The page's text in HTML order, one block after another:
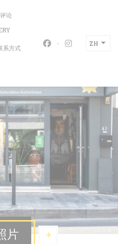
评论
((在新窗口中打开))
开))
系方式 Facebook ((在新窗
Instagram ((
ZH
片